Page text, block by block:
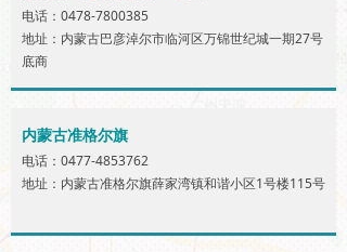
电话：0478-7800385
地址：内蒙古巴彦淖尔市临河区万锦世纪城一期27号
底商
内蒙古准格尔旗
电话：0477-4853762
地址：内蒙古准格尔旗薛家湾镇和谐小区1号楼115号